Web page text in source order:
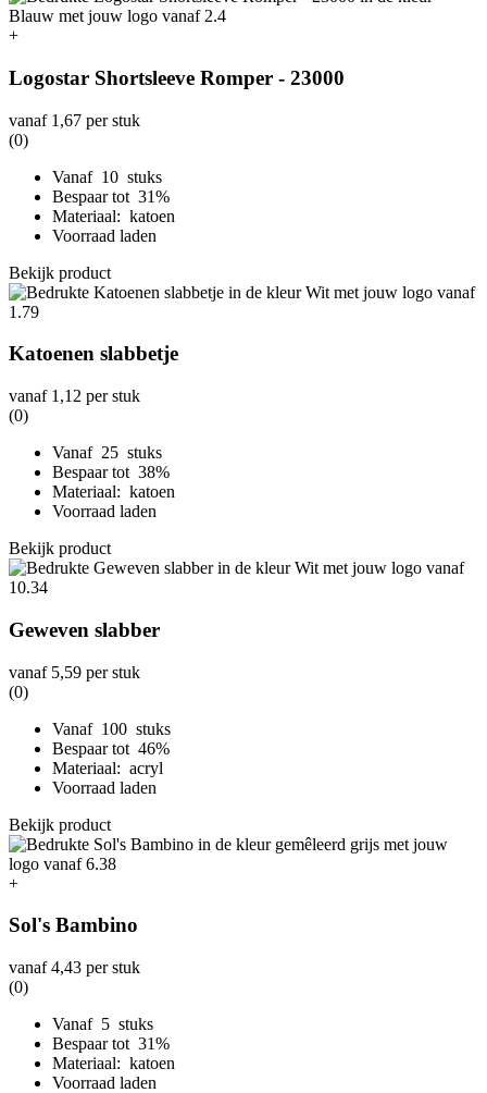
+
Logostar Shortsleeve Romper - 23000
vanaf 1,67 per stuk
(0)
Vanaf 10 stuks
Bespaar tot 31%
Materiaal: katoen
Voorraad laden
Bekijk product
Katoenen slabbetje
vanaf 1,12 per stuk
(0)
Vanaf 25 stuks
Bespaar tot 38%
Materiaal: katoen
Voorraad laden
Bekijk product
Geweven slabber
vanaf 5,59 per stuk
(0)
Vanaf 100 stuks
Bespaar tot 46%
Materiaal: acryl
Voorraad laden
Bekijk product
+
Sol's Bambino
vanaf4,43 per stuk
(0)
Vanaf 5 stuks
Bespaar tot 31%
Materiaal: katoen
Voorraad laden